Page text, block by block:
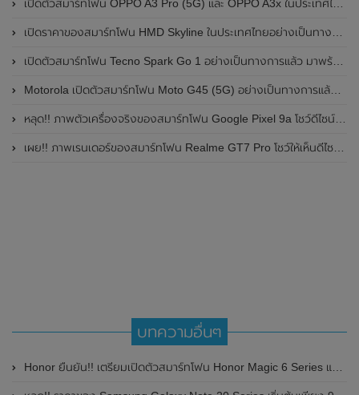
เปิดตัวสมาร์ทโฟน OPPO A3 Pro (5G) และ OPPO A3x ในประเทศไทยอย่างเป็นทางการแล้ว ในราคาเริ่มต้นเพียง 3,999 บาท
เปิดราคาของสมาร์ทโฟน HMD Skyline ในประเทศไทยอย่างเป็นทางการแล้ว ราคา 14,990 บาท
เปิดตัวสมาร์ทโฟน Tecno Spark Go 1 อย่างเป็นทางการแล้ว มาพร้อมหน้าจอแสดงผล LCD / 120Hz , แบตเตอรี่ 5,000mAh และใช้ชิปเซ็ต Unisoc
Motorola เปิดตัวสมาร์ทโฟน Moto G45 (5G) อย่างเป็นทางการแล้วในอินเดีย
หลุด!! ภาพตัวเครื่องจริงของสมาร์ทโฟน Google Pixel 9a โชว์ดีไซน์ใหม่ กล้องหลังแบนราบ ไม่มีกรอบของกล้องแล้ว
เผย!! ภาพเรนเดอร์ของสมาร์ทโฟน Realme GT7 Pro โชว์ให้เห็นดีไซน์ใหม่ พร้อมเผยรายละเอียดสเปกที่สำคัญบางส่วน
บทความอื่นๆ
Honor ยืนยัน!! เตรียมเปิดตัวสมาร์ทโฟน Honor Magic 6 Series และ Honor Magic V2 RSR เวอร์ชั่น Global ที่งาน MWC 2024 ในวันที่ 25 กุมภาพันธ์ 2024 นี้